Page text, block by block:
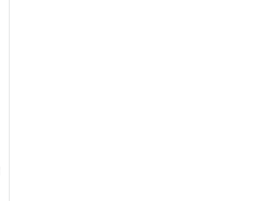
регулировкой